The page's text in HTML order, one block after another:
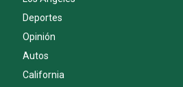
Deportes
Opinión
Autos
California